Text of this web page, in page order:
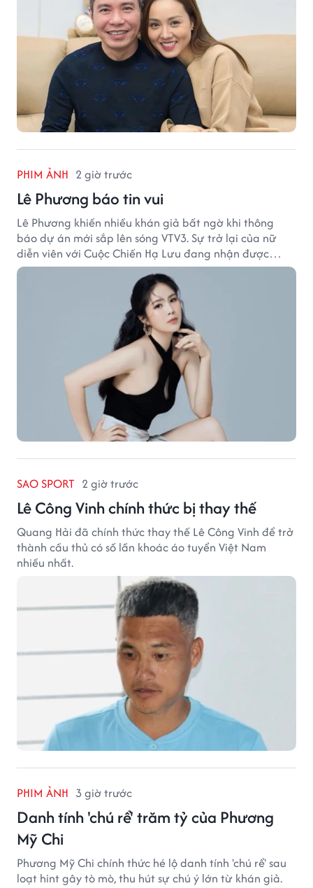
PHIM ẢNH 2 giờ trước
Lê Phương báo tin vui
Lê Phương khiến nhiều khán giả bất ngờ khi thông
báo dự án mới sắp lên sóng VTV3. Sự trở lại của nữ
diễn viên với Cuộc Chiến Hạ Lưu đang nhận được
nhiều sự quan tâm.
SAO SPORT 2 giờ trước
Lê Công Vinh chính thức bị thay thế
Quang Hải đã chính thức thay thế Lê Công Vinh để trở
thành cầu thủ có số lần khoác áo tuyển Việt Nam
nhiều nhất.
PHIM ẢNH 3 giờ trước
Danh tính 'chú rể' trăm tỷ của Phương
Mỹ Chi
Phương Mỹ Chi chính thức hé lộ danh tính 'chú rể' sau
loạt hint gây tò mò, thu hút sự chú ý lớn từ khán giả.